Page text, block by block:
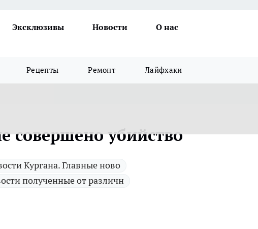
Эксклюзивы Новости О нас
Рецепты Ремонт Лайфхаки
совершено убийство
Кургана. Главные ново
полученные от различн